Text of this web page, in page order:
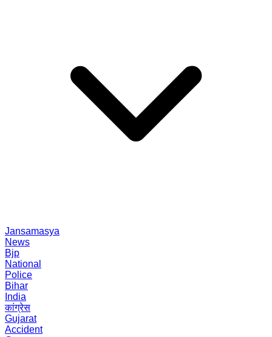
Jansamasya
News
Bjp
National
Police
Bihar
India
कांग्रेस
Gujarat
Accident